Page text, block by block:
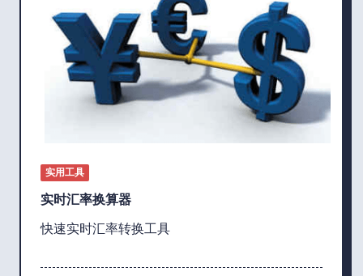
实用工具
实时汇率换算器
快速实时汇率转换工具